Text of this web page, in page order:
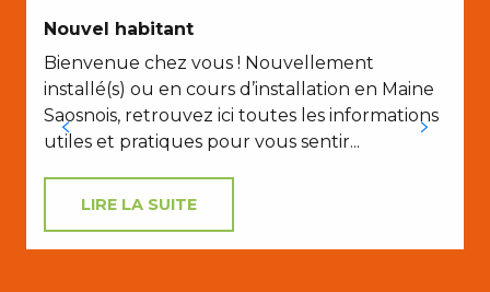
Nouvel habitant
Bienvenue chez vous ! Nouvellement
installé(s) ou en cours d’installation en Maine
Saosnois, retrouvez ici toutes les informations
utiles et pratiques pour vous sentir...
LIRE LA SUITE